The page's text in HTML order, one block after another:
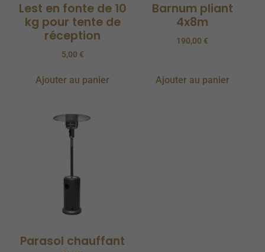
Lest en fonte de 10
kg pour tente de
réception
5,00 €
Ajouter au panier
Barnum pliant
4x8m
190,00€
Ajouter au panier
Parasol chauffant